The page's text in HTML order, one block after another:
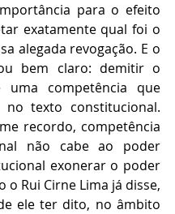
para o efeito
exatamente qual foi o
alegada revogação. E o
bem claro: demitir o
uma competência que
no texto constitucional.
recordo, competência
não cabe ao poder
exonerar o poder
o Rui Cirne Lima já disse,
ele ter dito, no âmbito